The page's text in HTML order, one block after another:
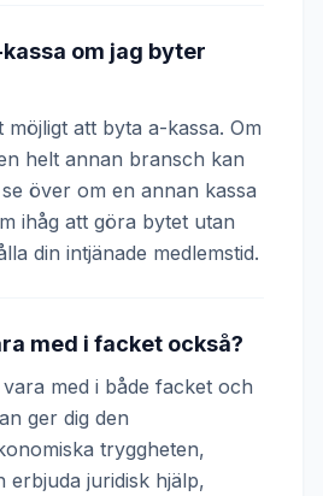
om jag byter
att byta a-kassa. Om
helt annan bransch kan
över om en annan kassa
ihåg att göra bytet utan
din intjänade medlemstid.
med i facket också?
med i både facket och
ger dig den
tryggheten,
erbjuda juridisk hjälp,